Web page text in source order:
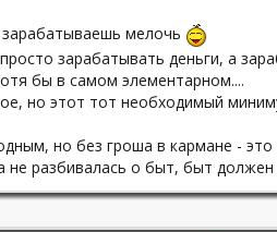
мелочь
зарабатывать деньги, а
бы в самом элементарном....
но этот тот необходимый
но без гроша в кармане -
не разбивалась о быт, быт